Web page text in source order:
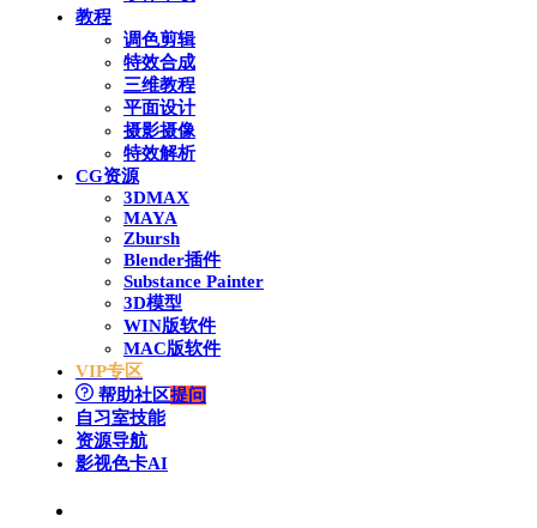
教程
调色剪辑
特效合成
三维教程
平面设计
摄影摄像
特效解析
CG资源
3DMAX
MAYA
Zbursh
Blender插件
Substance Painter
3D模型
WIN版软件
MAC版软件
VIP专区
帮助社区提问
自习室技能
资源导航
影视色卡AI